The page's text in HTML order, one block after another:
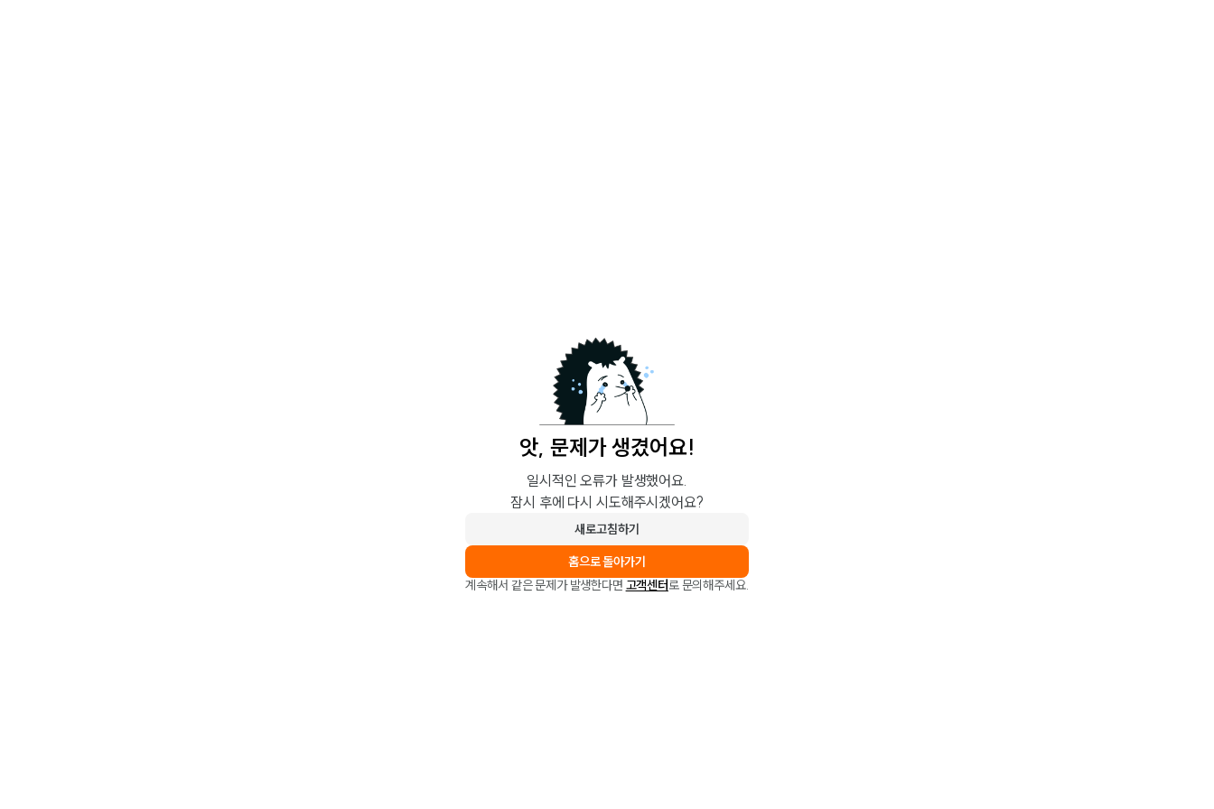
앗, 문제가 생겼어요!
일시적인 오류가 발생했어요.
잠시 후에 다시 시도해주시겠어요?
새로고침하기
홈으로 돌아가기
계속해서 같은 문제가 발생한다면 고객센터로 문의해주세요.